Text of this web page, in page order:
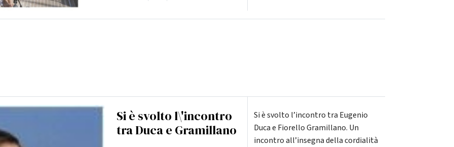
Si è svolto l\'incontro
tra Duca e Gramillano
Si è svolto l’incontro tra Eugenio
Duca e Fiorello Gramillano. Un
incontro all’insegna della cordialità